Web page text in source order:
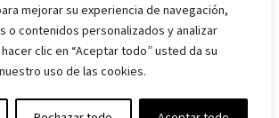
mejorar su experiencia de navegación,
o contenidos personalizados y analizar
clic en “Aceptar todo” usted da su
uso de las cookies.